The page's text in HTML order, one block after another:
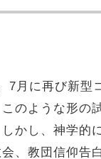
月に再び新型
のような形の
かし、神学的
、教団信仰告